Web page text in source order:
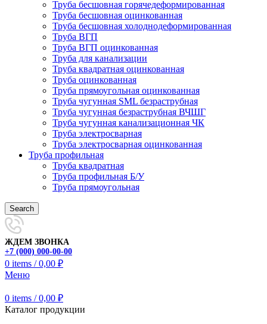
Труба бесшовная горячедеформированная
Труба бесшовная оцинкованная
Труба бесшовная холоднодеформированная
Труба ВГП
Труба ВГП оцинкованная
Труба для канализации
Труба квадратная оцинкованная
Труба оцинкованная
Труба прямоугольная оцинкованная
Труба чугунная SML безраструбная
Труба чугунная безраструбная ВЧШГ
Труба чугунная канализационная ЧК
Труба электросварная
Труба электросварная оцинкованная
Труба профильная
Труба квадратная
Труба профильная Б/У
Труба прямоугольная
Search
ЖДЕМ ЗВОНКА
+7 (000) 000-00-00
0 items / 0,00 ₽
Меню
0 items / 0,00 ₽
Каталог продукции